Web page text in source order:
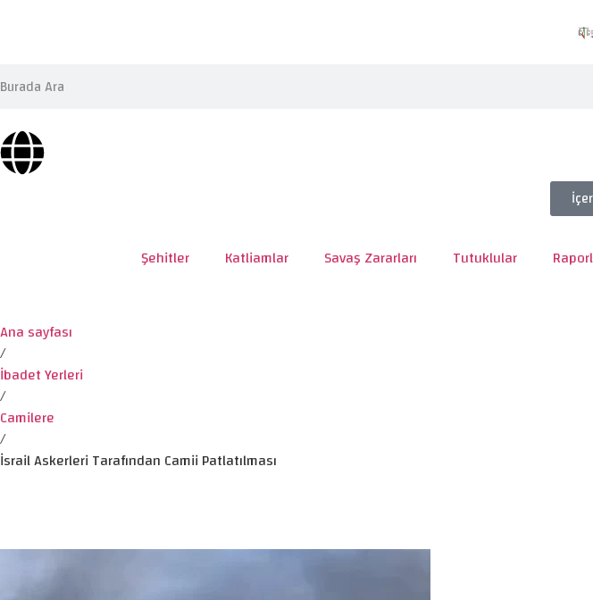
Şehitler Katliamlar Savaş Zararları Tutuklular
Ana sayfası
/
İbadet Yerleri
/
Camilere
/
İsrail Askerleri Tarafından Camii Patlatılması